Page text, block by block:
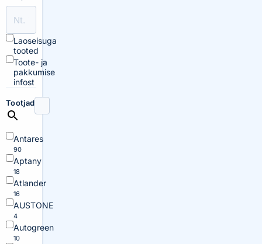
Laoseisuga
tooted
Toote- ja
pakkumise
infost
Tootjad
Antares
90
Aptany
18
Atlander
16
AUSTONE
4
Autogreen
10